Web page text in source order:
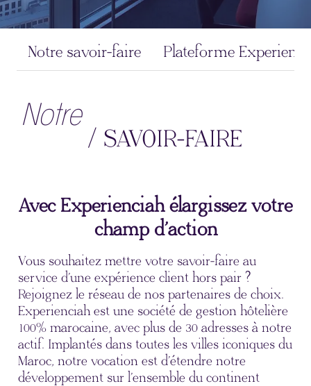
Notre savoir-faire Plateforme
Notre
/ SAVOIR-FAIRE
Avec Experienciah élargissez votre
champ d’action
Vous souhaitez mettre votre savoir-faire au
service d’une expérience client hors pair ?
Rejoignez le réseau de nos partenaires de choix.
Experienciah est une société de gestion hôtelière
100% marocaine, avec plus de 30 adresses à notre
actif. Implantés dans toutes les villes iconiques du
Maroc, notre vocation est d’étendre notre
développement sur l’ensemble du continent